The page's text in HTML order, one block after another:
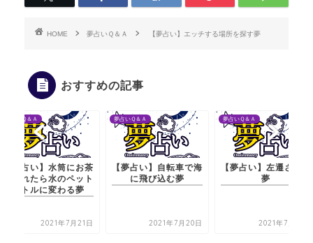
HOME 夢占いＱ＆Ａ 【夢占い】エッチする場所を探す夢
おすすめの記事
夢占いＱ＆Ａ
【夢占い】水筒にお茶
を入れたら水のペット
ボトルに変わる夢
2021年7月21日
夢占いＱ＆Ａ
【夢占い】自転車で海
に飛び込む夢
2021年7月20日
夢占いＱ＆Ａ
【夢占い】左遷される
夢
2021年7月21日